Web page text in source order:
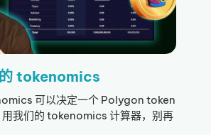
tokenomics
可以决定一个 Polygon token
我们的 tokenomics 计算器，别再